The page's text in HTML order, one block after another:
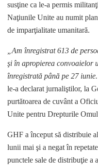
susţine ca le-a permis
Naţiunile Unite au numit
de imparţialitate umanitară.
„Am înregistrat 613 de
şi în apropierea convoaielor
înregistrată până pe 27
le-a declarat jurnaliştilor, la
purtătoarea de cuvânt a
Unite pentru Drepturile
GHF a început să distribuie
lunii mai şi a negat în
punctele sale de distribuţie a